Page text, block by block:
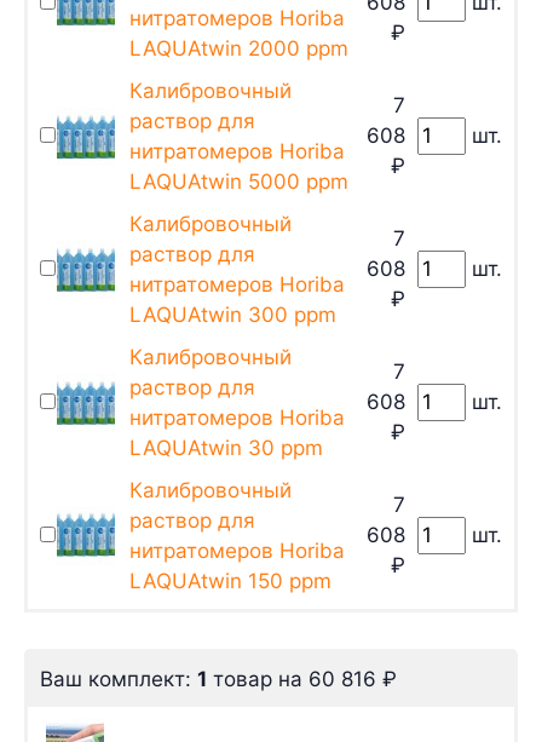
нитратомеров Horiba
LAQUAtwin 2000 ppm
₽
Калибровочный
раствор для
нитратомеров Horiba
LAQUAtwin 5000 ppm
7
608
₽
шт.
Калибровочный
раствор для
нитратомеров Horiba
LAQUAtwin 300 ppm
7
608
₽
шт.
Калибровочный
раствор для
нитратомеров Horiba
LAQUAtwin 30 ppm
7
608
₽
шт.
Калибровочный
раствор для
нитратомеров Horiba
LAQUAtwin 150 ppm
7
608
₽
шт.
Ваш комплект: 1 товар на 60 816 ₽